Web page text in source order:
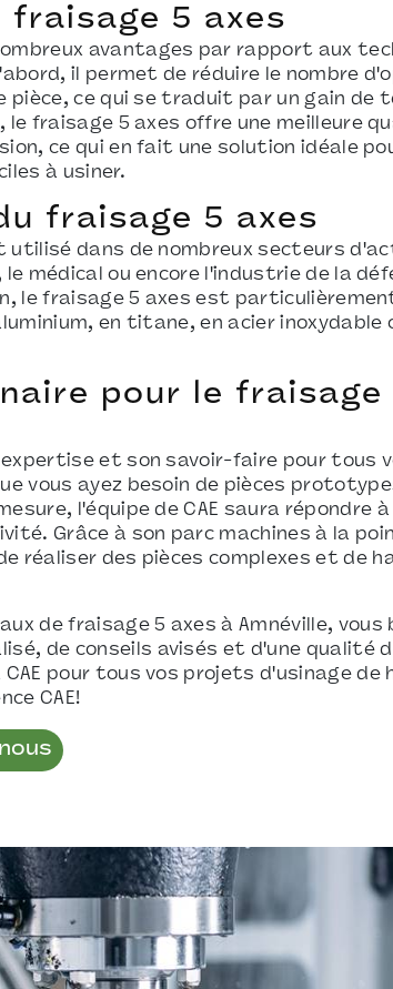
fraisage 5 axes
avantages par rapport aux
il permet de réduire le nombre
pièce, ce qui se traduit par un gain de
le fraisage 5 axes offre une meilleure
ce qui en fait une solution idéale
à usiner.
fraisage 5 axes
utilisé dans de nombreux secteurs
médical ou encore l'industrie de la
le fraisage 5 axes est
en titane, en acier inoxydable
pour le fraisage
et son savoir-faire pour tous
vous ayez besoin de pièces
l'équipe de CAE saura répondre à
Grâce à son parc machines à la
réaliser des pièces complexes et de
de fraisage 5 axes à Amnéville, vous
de conseils avisés et d'une qualité
pour tous vos projets d'usinage de
CAE!